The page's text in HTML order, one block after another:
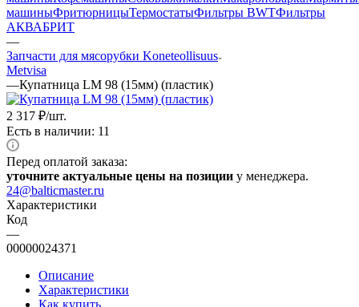
машиныФритюрницыТермостатыФильтры BWTФильтры
АКВАБРИТ
—
Запчасти для мясорубки Koneteollisuus
Metvisa
—Купатница LM 98 (15мм) (пластик)
2 317 ₽/шт.
Есть в наличии: 11
Перед оплатой заказа:
уточните актуальные цены на позиции у менеджера.
24@balticmaster.ru
Характеристики
Код
—
00000024371
Описание
Характеристики
Как купить